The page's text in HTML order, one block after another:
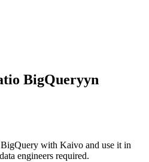
BigQueryyn
with Kaivo and use it in
engineers required.